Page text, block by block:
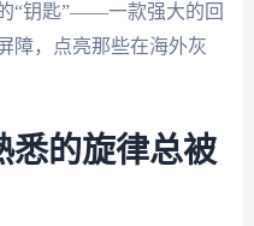
“钥匙”——一款强大的回
障，点亮那些在海外灰
悉的旋律总被